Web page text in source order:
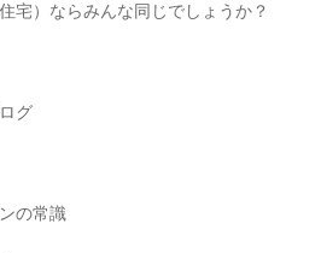
宅）ならみんな同じでしょうか？
グ
の常識